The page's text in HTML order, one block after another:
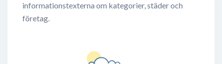
informationstexterna om kategorier, städer och
företag.